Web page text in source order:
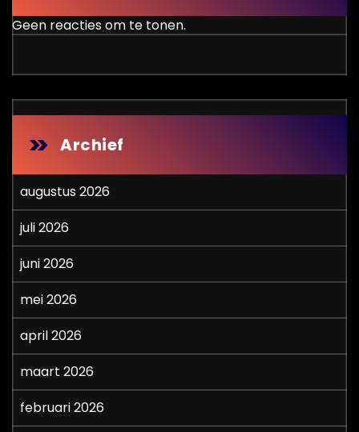
Geen reacties om te tonen.
Archief
augustus 2026
juli 2026
juni 2026
mei 2026
april 2026
maart 2026
februari 2026